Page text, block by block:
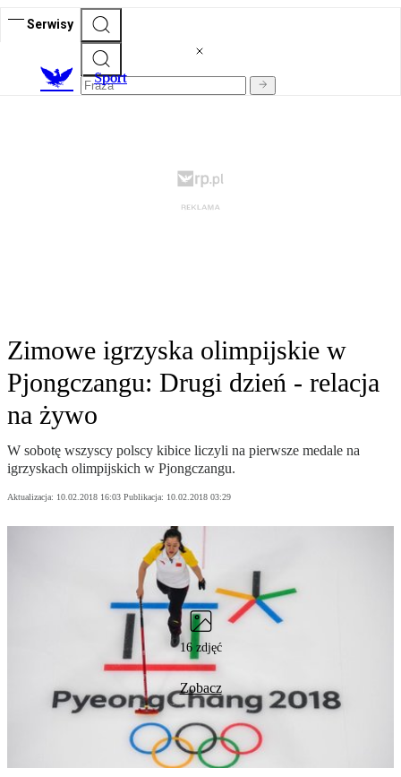
Serwisy
Sport
Zimowe igrzyska olimpijskie w
Pjongczangu: Drugi dzień - relacja
na żywo
W sobotę wszyscy polscy kibice liczyli na pierwsze medale na
igrzyskach olimpijskich w Pjongczangu.
Aktualizacja: 10.02.2018 16:03 Publikacja: 10.02.2018 03:29
16 zdjęć
Zobacz